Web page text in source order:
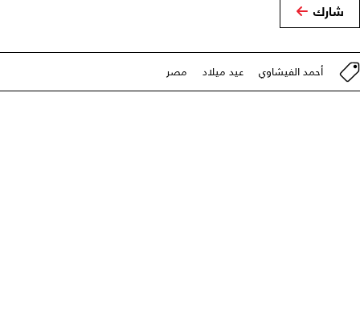
شارك
أحمد الفيشاوي عيد ميلاد مصر